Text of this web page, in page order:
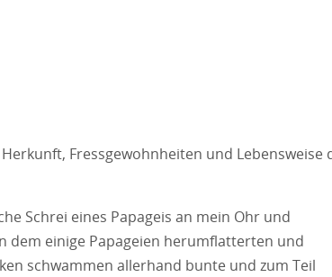
Fressgewohnheiten und Lebensweise
Schrei eines Papageis an mein Ohr und
dem einige Papageien herumflatterten und
schwammen allerhand bunte und zum Teil